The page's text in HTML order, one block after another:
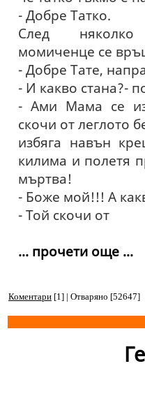
- Добре Татко.
След
момиченце се
- Добре Тате,
- И какво стана?-
- Ами Мама се
скочи от леглото
избяга навън
килима и полетя
мъртва!
- Боже мой!!! А
- Той скочи от
... прочети още ...
Коментари [1] | Отваряно [52647]